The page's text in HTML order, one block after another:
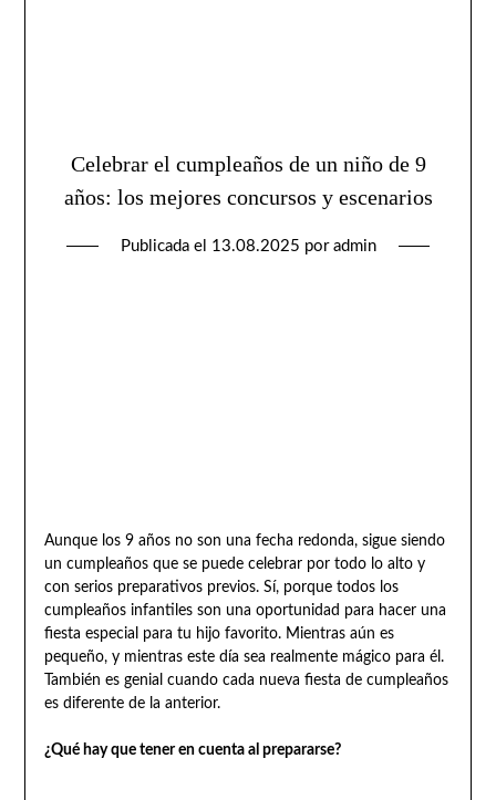
Celebrar el cumpleaños de un niño de 9
años: los mejores concursos y escenarios
Publicada el 13.08.2025 por admin
Aunque los 9 años no son una fecha redonda, sigue siendo
un cumpleaños que se puede celebrar por todo lo alto y
con serios preparativos previos. Sí, porque todos los
cumpleaños infantiles son una oportunidad para hacer una
fiesta especial para tu hijo favorito. Mientras aún es
pequeño, y mientras este día sea realmente mágico para él.
También es genial cuando cada nueva fiesta de cumpleaños
es diferente de la anterior.
¿Qué hay que tener en cuenta al prepararse?